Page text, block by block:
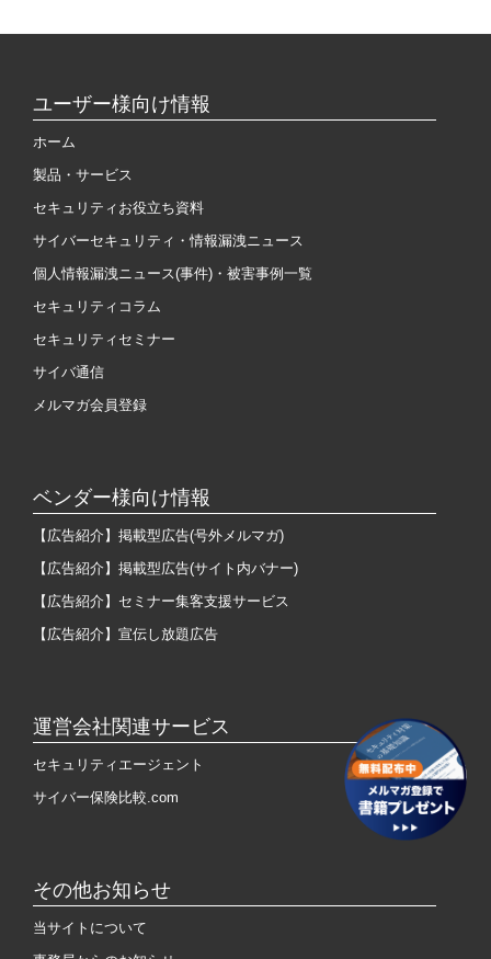
ユーザー様向け情報
ホーム
製品・サービス
セキュリティお役立ち資料
サイバーセキュリティ・情報漏洩ニュース
個人情報漏洩ニュース(事件)・被害事例一覧
セキュリティコラム
セキュリティセミナー
サイバ通信
メルマガ会員登録
ベンダー様向け情報
【広告紹介】掲載型広告(号外メルマガ)
【広告紹介】掲載型広告(サイト内バナー)
【広告紹介】セミナー集客支援サービス
【広告紹介】宣伝し放題広告
運営会社関連サービス
セキュリティエージェント
サイバー保険比較.com
その他お知らせ
当サイトについて